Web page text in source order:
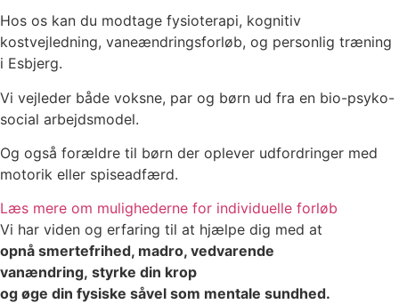
Hos os kan du modtage fysioterapi, kognitiv
kostvejledning, vaneændringsforløb, og personlig træning
i Esbjerg.
Vi vejleder både voksne, par og børn ud fra en bio-psyko-
social arbejdsmodel.
Og også forældre til børn der oplever udfordringer med
motorik eller spiseadfærd.
Læs mere om mulighederne for individuelle forløb
Vi har viden og erfaring til at hjælpe dig med at
opnå smertefrihed, madro, vedvarende
vanændring, styrke din krop
og øge din fysiske såvel som mentale sundhed.